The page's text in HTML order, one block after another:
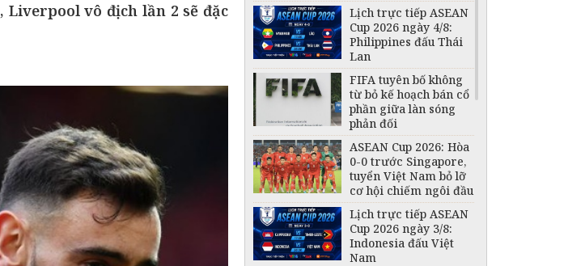
Liverpool vô địch lần 2 sẽ đặc
Lịch trực tiếp ASEAN
Cup 2026 ngày 4/8:
Philippines đấu Thái
Lan
FIFA tuyên bố không
từ bỏ kế hoạch bán cổ
phần giữa làn sóng
phản đối
ASEAN Cup 2026: Hòa
0-0 trước Singapore,
tuyển Việt Nam bỏ lỡ
cơ hội chiếm ngôi đầu
Lịch trực tiếp ASEAN
Cup 2026 ngày 3/8:
Indonesia đấu Việt
Nam